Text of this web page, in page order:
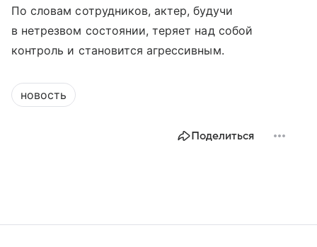
По словам сотрудников, актер, будучи
в нетрезвом состоянии, теряет над собой
контроль и становится агрессивным.
новость
Поделиться